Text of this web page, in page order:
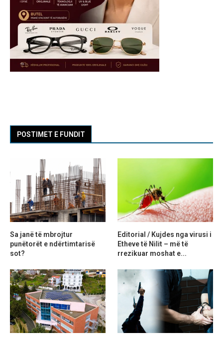
POSTIMET E FUNDIT
Sa janë të mbrojtur
punëtorët e ndërtimtarisë
sot?
Editorial / Kujdes nga virusi i
Etheve të Nilit – më të
rrezikuar moshat e...